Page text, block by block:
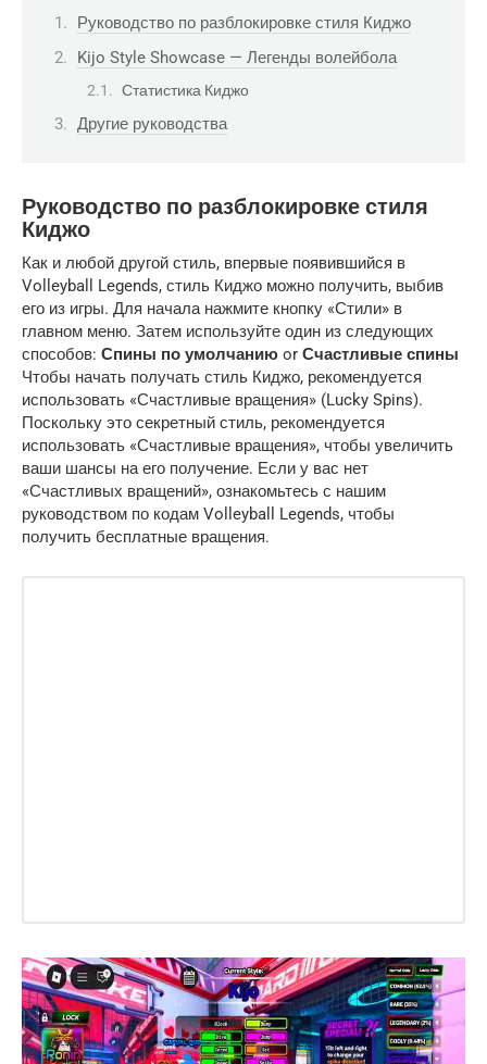
Руководство по разблокировке стиля Киджо
Kijo Style Showcase — Легенды волейбола
Статистика Киджо
Другие руководства
Руководство по разблокировке стиля
Киджо
Как и любой другой стиль, впервые появившийся в
Volleyball Legends, стиль Киджо можно получить, выбив
его из игры. Для начала нажмите кнопку «Стили» в
главном меню. Затем используйте один из следующих
способов: Спины по умолчанию or Счастливые спины
Чтобы начать получать стиль Киджо, рекомендуется
использовать «Счастливые вращения» (Lucky Spins).
Поскольку это секретный стиль, рекомендуется
использовать «Счастливые вращения», чтобы увеличить
ваши шансы на его получение. Если у вас нет
«Счастливых вращений», ознакомьтесь с нашим
руководством по кодам Volleyball Legends, чтобы
получить бесплатные вращения.